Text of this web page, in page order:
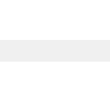
de la visita